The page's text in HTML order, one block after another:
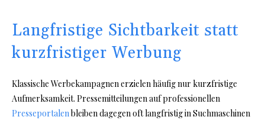
Langfristige Sichtbarkeit statt
kurzfristiger Werbung
Klassische Werbekampagnen erzielen häufig nur kurzfristige
Aufmerksamkeit. Pressemitteilungen auf professionellen
Presseportalenbleiben dagegen oft langfristig in Suchmaschinen